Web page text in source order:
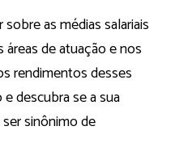
as médias salariais
áreas de atuação e nos
rendimentos desses
descubra se a sua
sinônimo de